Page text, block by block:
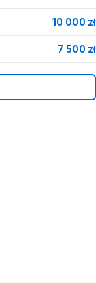
10 000 zł
7 500 zł